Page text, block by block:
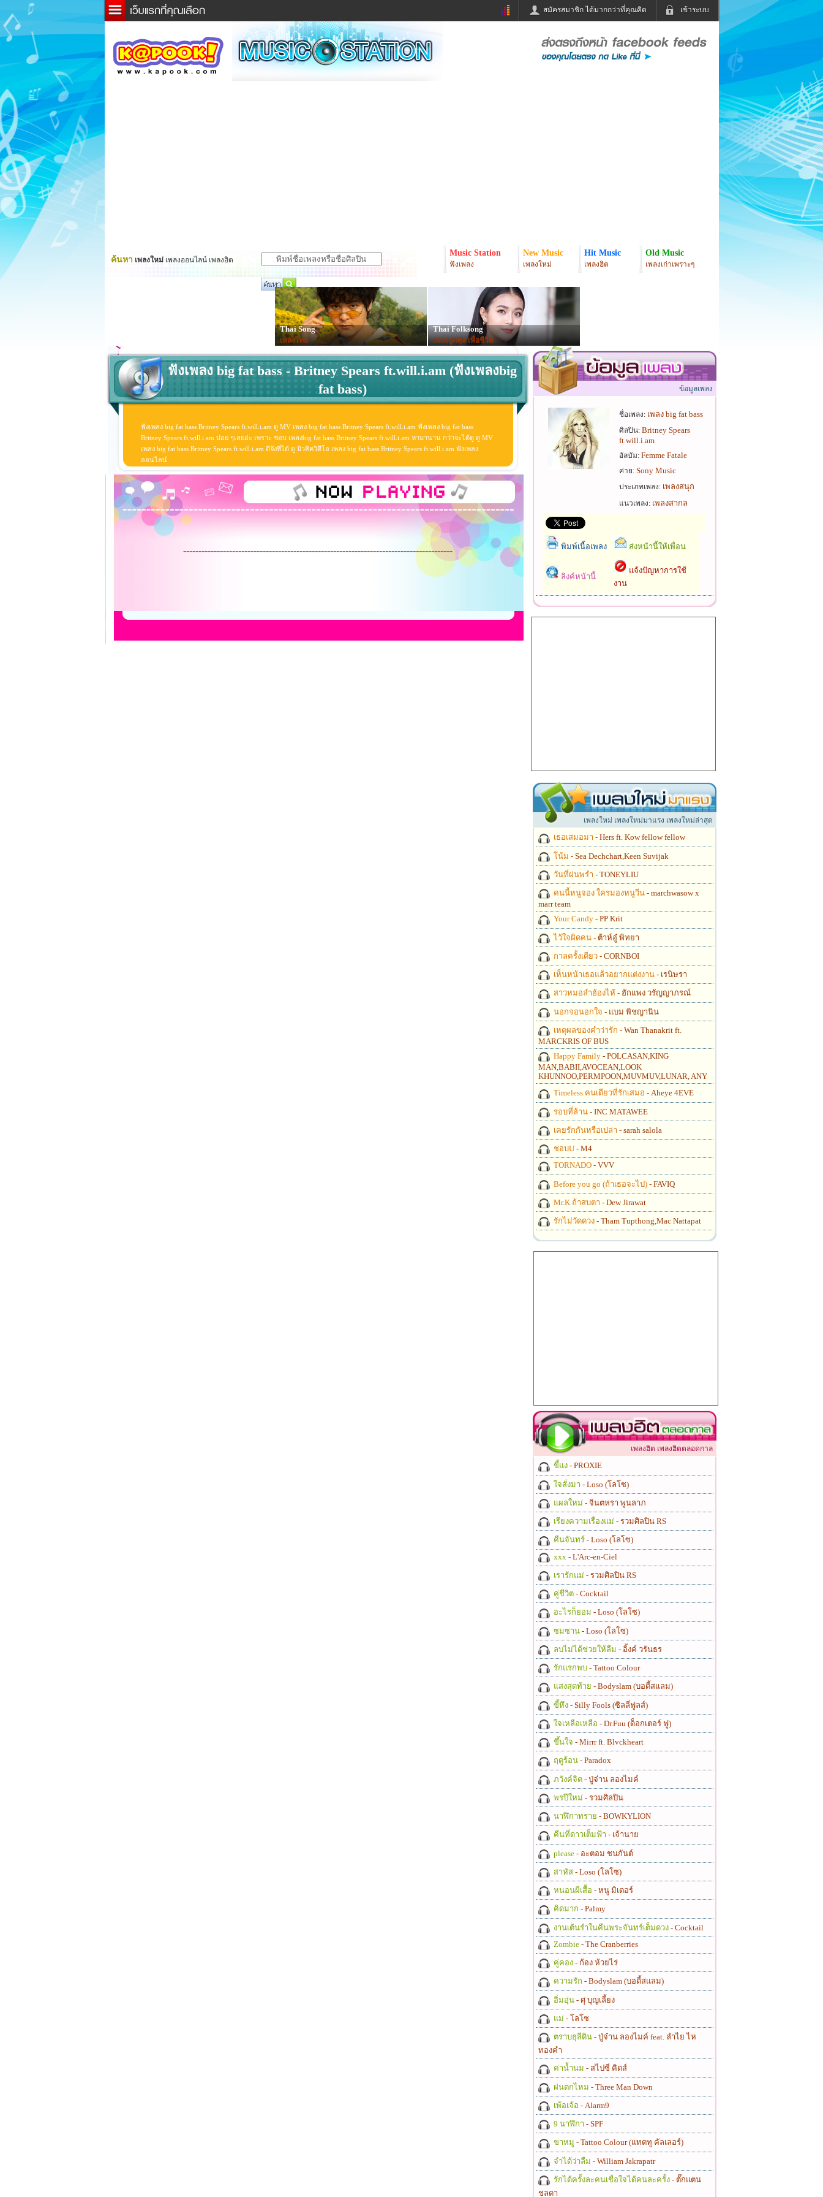
เข้าระบบ
สมัครสมาชิก ได้มากกว่าที่คุณคิด
ข่าวด่วน ข่าวสั้น
ละคร
หนังใหม่
ฟังวิทยุออนไลน์
หมากรุกไทย
Email
ค้นหา เพลงใหม่ เพลงออนไลน์ เพลงฮิต
Music Station
ฟังเพลง
New Music
เพลงใหม่
Hit Music
เพลงฮิต
Old Music
เพลงเก่าเพราะๆ
Thai Song
เพลงไทย
Thai Folksong
เพลงลูกทุ่ง-เพื่อชีวิต
ฟังเพลง big fat bass - Britney Spears ft.will.i.am (ฟังเพลงbig
fat bass)
ฟังเพลง big fat bass Britney Spears ft.will.i.am ดู MV เพลง big fat bass Britney Spears ft.will.i.am ฟังเพลง big fat bass
Britney Spears ft.will.i.am บ่อย ๆเลยอ่ะ เพราะ ชอบ เพลงbig fat bass Britney Spears ft.will.i.am หามานาน กว่าจะได้ดู ดู MV
เพลง big fat bass Britney Spears ft.will.i.am ดีจังที่ได้ ดู มิวสิควิดีโอ เพลง big fat bass Britney Spears ft.will.i.am ฟังเพลง
ออนไลน์
----------------------------------------------------------------------------------------
ข้อมูลเพลง
ชื่อเพลง: เพลง big fat bass
ศิลปิน: Britney Spears
ft.will.i.am
อัลบัม: Femme Fatale
ค่าย: Sony Music
ประเภทเพลง: เพลงสนุก
แนวเพลง: เพลงสากล
พิมพ์เนื้อเพลง ส่งหน้านี้ให้เพื่อน
ลิงค์หน้านี้
แจ้งปัญหาการใช้
งาน
เพลงใหม่ เพลงใหม่มาแรง เพลงใหม่ล่าสุด
เธอเสมอมา - Hers ft. Kow fellow fellow
โน้ม - Sea Dechchart,Keen Suvijak
วันที่ฝนพรำ - TONEYLIU
คนนี้หนูจอง ใครมองหนูวีน - marchwasow x
marr team
Your Candy - PP Krit
ไว้ใจผิดคน - ต้าห์อู๋ พิทยา
กาลครั้งเดียว - CORNBOI
เห็นหน้าเธอแล้วอยากแต่งงาน - เรนิษรา
สาวหมอลำฮ้องไห้ - ฮักแพง วรัญญาภรณ์
นอกจอนอกใจ - แบม พิชญานิน
เหตุผลของคำว่ารัก - Wan Thanakrit ft.
MARCKRIS OF BUS
Happy Family - POLCASAN,KING
MAN,BABII,AVOCEAN,LOOK
KHUNNOO,PERMPOON,MUVMUV,LUNAR, ANY
Timeless คนเดียวที่รักเสมอ - Aheye 4EVE
รอบที่ล้าน - INC MATAWEE
เคยรักกันหรือเปล่า - sarah salola
ชอบU - M4
TORNADO - VVV
Before you go (ถ้าเธอจะไป) - FAVIQ
Mr.K ถ้าสบตา - Dew Jirawat
รักไม่วัดดวง - Tham Tupthong,Mac Nattapat
เพลงฮิต เพลงฮิตตลอดกาล
ขี้แง - PROXIE
ใจสั่งมา - Loso (โลโซ)
แผลใหม่ - จินตหรา พูนลาภ
เรียงความเรื่องแม่ - รวมศิลปิน RS
คืนจันทร์ - Loso (โลโซ)
xxx - L'Arc-en-Ciel
เรารักแม่ - รวมศิลปิน RS
คู่ชีวิต - Cocktail
อะไรก็ยอม - Loso (โลโซ)
ซมซาน - Loso (โลโซ)
ลบไม่ได้ช่วยให้ลืม - อิ้งค์ วรันธร
รักแรกพบ - Tattoo Colour
แสงสุดท้าย - Bodyslam (บอดี้สแลม)
ขี้หึง - Silly Fools (ซิลลี่ฟูลส์)
ใจเหลือเหลือ - Dr.Fuu (ด็อกเตอร์ ฟู)
ขึ้นใจ - Mirrr ft. Blvckheart
ฤดูร้อน - Paradox
ภวังค์จิต - ปู่จ๋าน ลองไมค์
พรปีใหม่ - รวมศิลปิน
นาฬิกาทราย - BOWKYLION
คืนที่ดาวเต็มฟ้า - เจ้านาย
please - อะตอม ชนกันต์
สาหัส - Loso (โลโซ)
หนอนผีเสื้อ - หนู มิเตอร์
คิดมาก - Palmy
งานเต้นรำในคืนพระจันทร์เต็มดวง - Cocktail
Zombie - The Cranberries
คู่คอง - ก้อง ห้วยไร่
ความรัก - Bodyslam (บอดี้สแลม)
อิ่มอุ่น - ศุ บุญเลี้ยง
แม่ - โลโซ
ตราบธุลีดิน - ปู่จ๋าน ลองไมค์ feat. ลำไย ไห
ทองคำ
ค่าน้ำนม - สไปซี่ คิดส์
ฝนตกไหม - Three Man Down
เพ้อเจ้อ - Alarm9
9 นาฬิกา - SPF
ขาหมู - Tattoo Colour (แทตทู คัลเลอร์)
จำได้ว่าลืม - William Jakrapatr
รักได้ครั้งละคนเชื่อใจได้คนละครั้ง - ตั๊กแตน
ชลดา